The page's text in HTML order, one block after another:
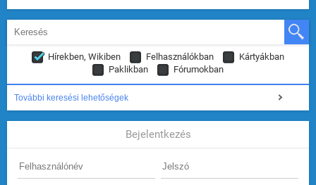
Hírekben, Wikiben Felhasználókban
Kártyákban
Paklikban
Fórumokban
További keresési lehetőségek
Bejelentkezés